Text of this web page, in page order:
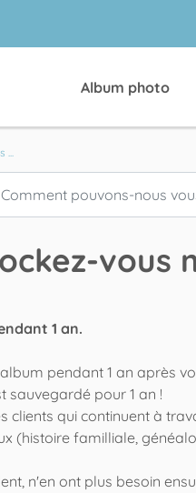
Album photo
...
vous
1 an.
pendant 1 an après
pour 1 an !
clients qui continuent à
(histoire familliale,
n'en ont plus besoin